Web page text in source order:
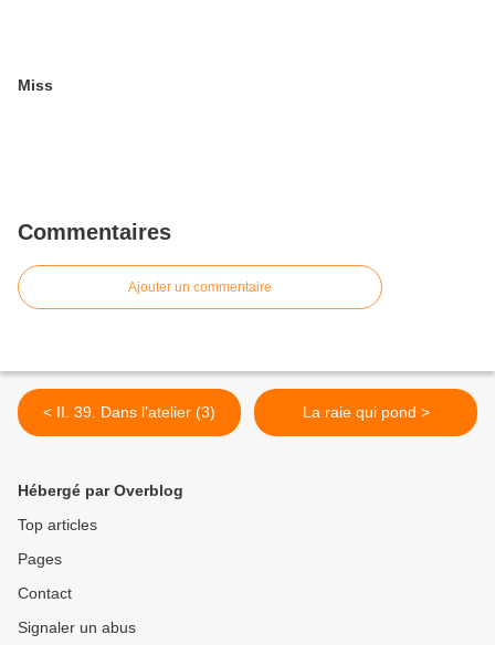
Miss
Commentaires
Ajouter un commentaire
< II. 39. Dans l’atelier (3) La raie qui pond >
Hébergé par Overblog
Top articles
Pages
Contact
Signaler un abus